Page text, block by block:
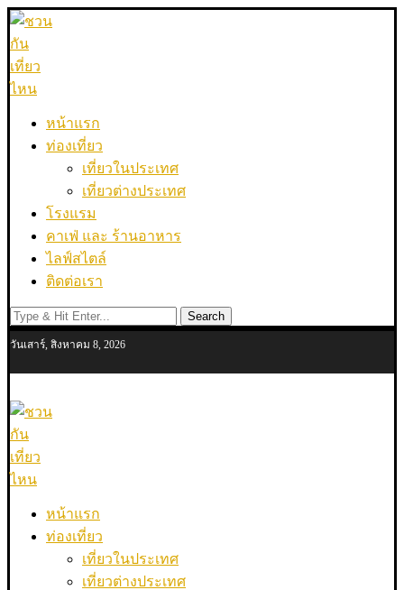
หน้าแรก
ท่องเที่ยว
เที่ยวในประเทศ
เที่ยวต่างประเทศ
โรงแรม
คาเฟ่ และ ร้านอาหาร
ไลฟ์สไตล์
ติดต่อเรา
Search
วันเสาร์, สิงหาคม 8, 2026
หน้าแรก
ท่องเที่ยว
เที่ยวในประเทศ
เที่ยวต่างประเทศ